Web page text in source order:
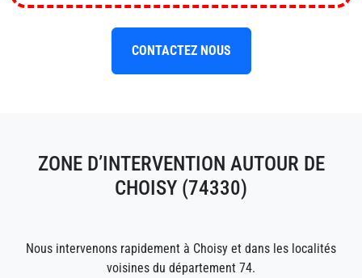
CONTACTEZ NOUS
ZONE D’INTERVENTION AUTOUR DE
CHOISY (74330)
Nous intervenons rapidement à Choisy et dans les localités
voisines du département 74.